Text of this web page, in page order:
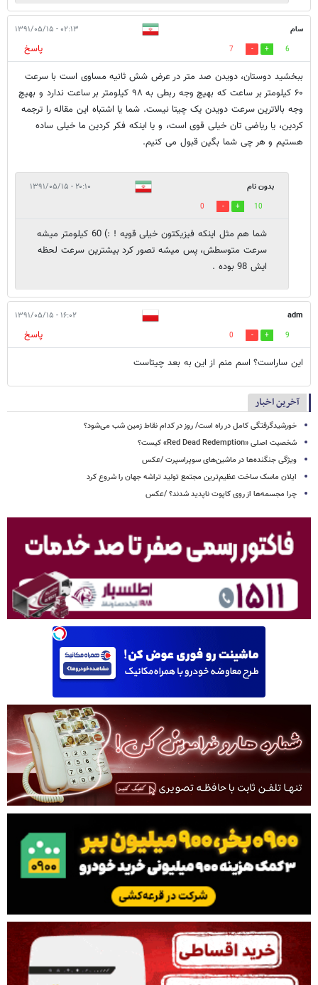
سام ۰۲:۱۳ - ۱۳۹۱/۰۵/۱۵
6
7
پاسخ
ببخشید دوستان، دویدن صد متر در عرض شش ثانیه مساوی است با سرعت
۶۰ کیلومتر بر ساعت که بهیچ وجه ربطی به ۹۸ کیلومتر بر ساعت ندارد و بهیچ
وجه بالاترین سرعت دویدن یک چیتا نیست. شما یا اشتباه این مقاله را ترجمه
کردین، یا ریاضی تان خیلی قوی است، و یا اینکه فکر کردین ما خیلی ساده
هستیم و هر چی شما بگین قبول می کنیم.
بدون نام ۲۰:۱۰ - ۱۳۹۱/۰۵/۱۵
10
0
شما هم مثل اینکه فیزیکتون خیلی قویه ! :) 60 کیلومتر میشه
سرعت متوسطش، پس میشه تصور کرد بیشترین سرعت لحظه
ایش 98 بوده .
adm ۱۶:۰۲ - ۱۳۹۱/۰۵/۱۵
9
0
پاسخ
این ساراست؟ اسم منم از این به بعد چیتاست
آخرین اخبار
خورشیدگرفتگی کامل در راه است/ روز در کدام نقاط زمین شب می‌شود؟
شخصیت اصلی «Red Dead Redemption» کیست؟
ویژگی جنگنده‌ها در ماشین‌های سوپراسپرت /عکس
ایلان ماسک ساخت عظیم‌ترین مجتمع تولید تراشه جهان را شروع کرد
چرا مجسمه‌ها از روی کاپوت‌ ناپدید شدند؟ /عکس